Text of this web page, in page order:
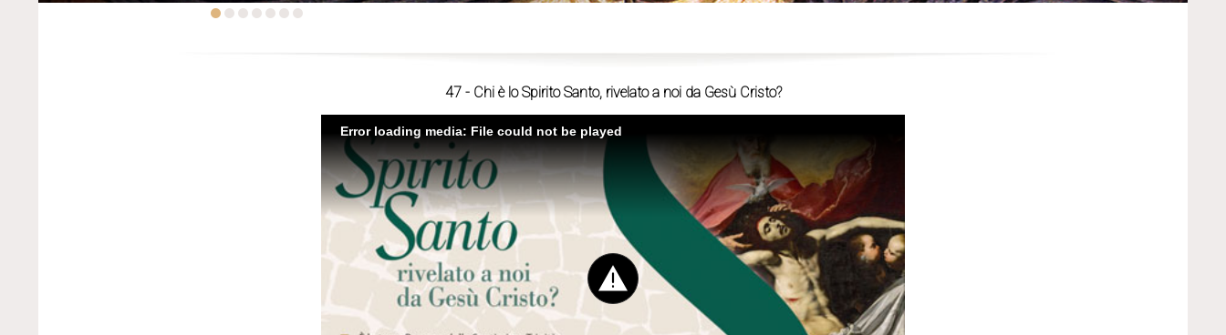
47 - Chi è lo Spirito Santo, rivelato a noi da Gesù Cristo?
Error loading media: File could not be played